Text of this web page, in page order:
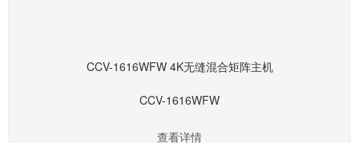
CCV-1616WFW 4K无缝混合矩阵主机
CCV-1616WFW
查看详情